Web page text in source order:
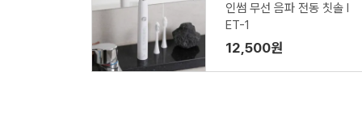
인썸 무선 음파 전동 칫솔 I
ET-1
12,500원